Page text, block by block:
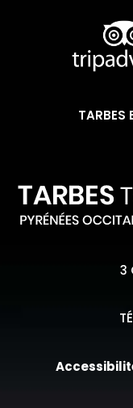
TARBES
3